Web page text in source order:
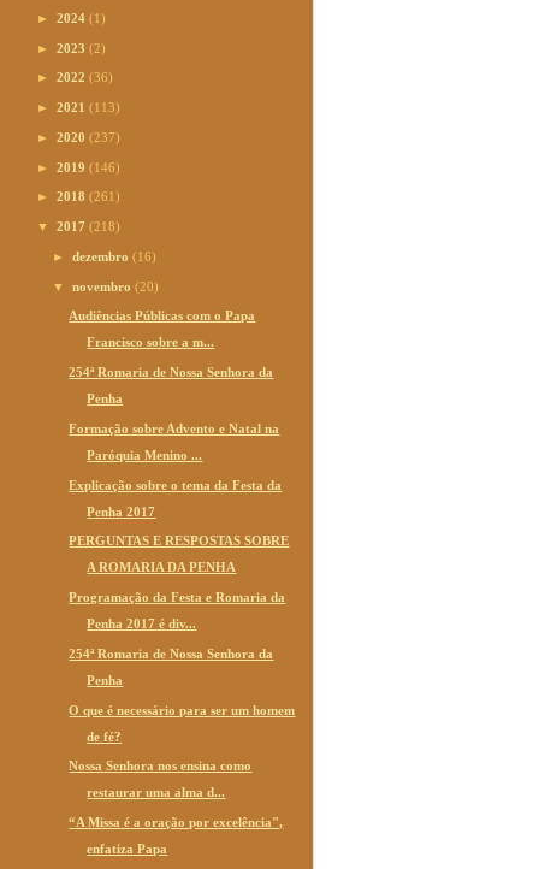
► 2024 (1)
► 2023 (2)
► 2022 (36)
► 2021 (113)
► 2020 (237)
► 2019 (146)
► 2018 (261)
▼ 2017 (218)
►dezembro(16)
▼novembro(20)
Audiências Públicas com o Papa
Francisco sobre a m...
254ª Romaria de Nossa Senhora da
Penha
Formação sobre Advento e Natal na
Paróquia Menino ...
Explicação sobre o tema da Festa da
Penha 2017
PERGUNTAS E RESPOSTAS SOBRE
A ROMARIA DA PENHA
Programação da Festa e Romaria da
Penha 2017 é div...
254ª Romaria de Nossa Senhora da
Penha
O que é necessário para ser um homem
de fé?
Nossa Senhora nos ensina como
restaurar uma alma d...
“A Missa é a oração por excelência",
enfatiza Papa